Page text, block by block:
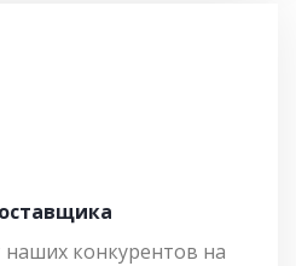
наших конкурентов на